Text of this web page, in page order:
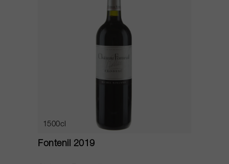
1500cl
Fontenil 2019